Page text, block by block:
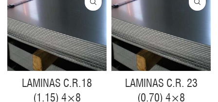
LAMINAS C.R.18
(1.15) 4×8
LAMINAS C.R. 23
(0.70) 4×8